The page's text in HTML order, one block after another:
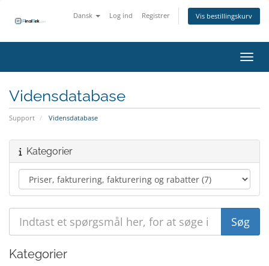
Dansk Log ind Registrer Vis bestillingskurv
Skift
Vidensdatabase
Support Vidensdatabase
Kategorier
Kategorier